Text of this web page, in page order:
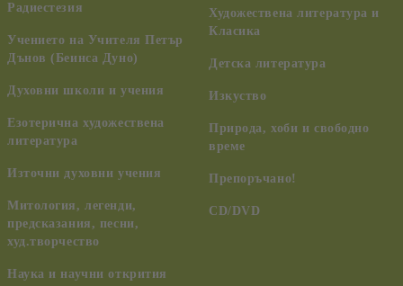
Радиестезия
Учението на Учителя Петър
Дънов (Беинса Дуно)
Духовни школи и учения
Езотерична художествена
литература
Източни духовни учения
Митология, легенди,
предсказания, песни,
худ.творчество
Наука и научни открития
Художествена литература и
Класика
Детска литература
Изкуство
Природа, хоби и свободно
време
Препоръчано!
CD/DVD